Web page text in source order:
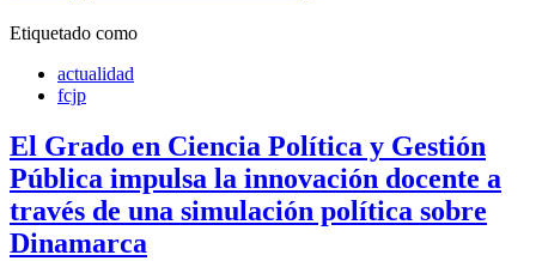
Etiquetado como
actualidad
fcjp
El Grado en Ciencia Política y Gestión
Pública impulsa la innovación docente a
través de una simulación política sobre
Dinamarca